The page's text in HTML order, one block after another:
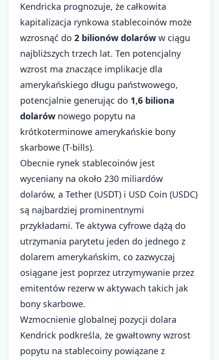
Kendricka prognozuje, że całkowita
kapitalizacja rynkowa stablecoinów może
wzrosnąć do 2 bilionów dolarów w ciągu
najbliższych trzech lat. Ten potencjalny
wzrost ma znaczące implikacje dla
amerykańskiego długu państwowego,
potencjalnie generując do 1,6 biliona
dolarów nowego popytu na
krótkoterminowe amerykańskie bony
skarbowe (T-bills).
Obecnie rynek stablecoinów jest
wyceniany na około 230 miliardów
dolarów, a Tether (USDT) i USD Coin (USDC)
są najbardziej prominentnymi
przykładami. Te aktywa cyfrowe dążą do
utrzymania parytetu jeden do jednego z
dolarem amerykańskim, co zazwyczaj
osiągane jest poprzez utrzymywanie przez
emitentów rezerw w aktywach takich jak
bony skarbowe.
Wzmocnienie globalnej pozycji dolara
Kendrick podkreśla, że gwałtowny wzrost
popytu na stablecoiny powiązane z